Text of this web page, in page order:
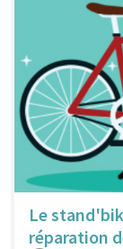
Le
réparation